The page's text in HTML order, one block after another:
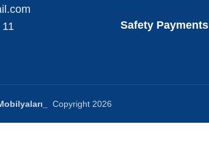
Safety Payments
Copyright2026